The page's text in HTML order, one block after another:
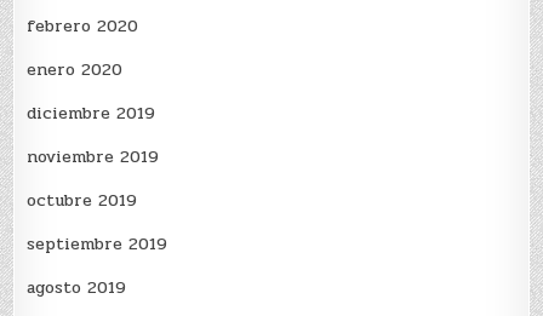
febrero 2020
enero 2020
diciembre 2019
noviembre 2019
octubre 2019
septiembre 2019
agosto 2019